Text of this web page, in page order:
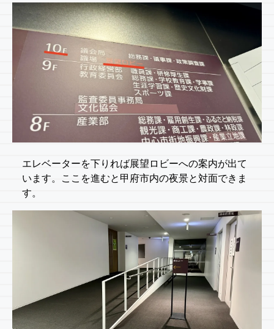
エレベーターを下りれば展望ロビーへの案内が出て
います。ここを進むと甲府市内の夜景と対面できま
す。